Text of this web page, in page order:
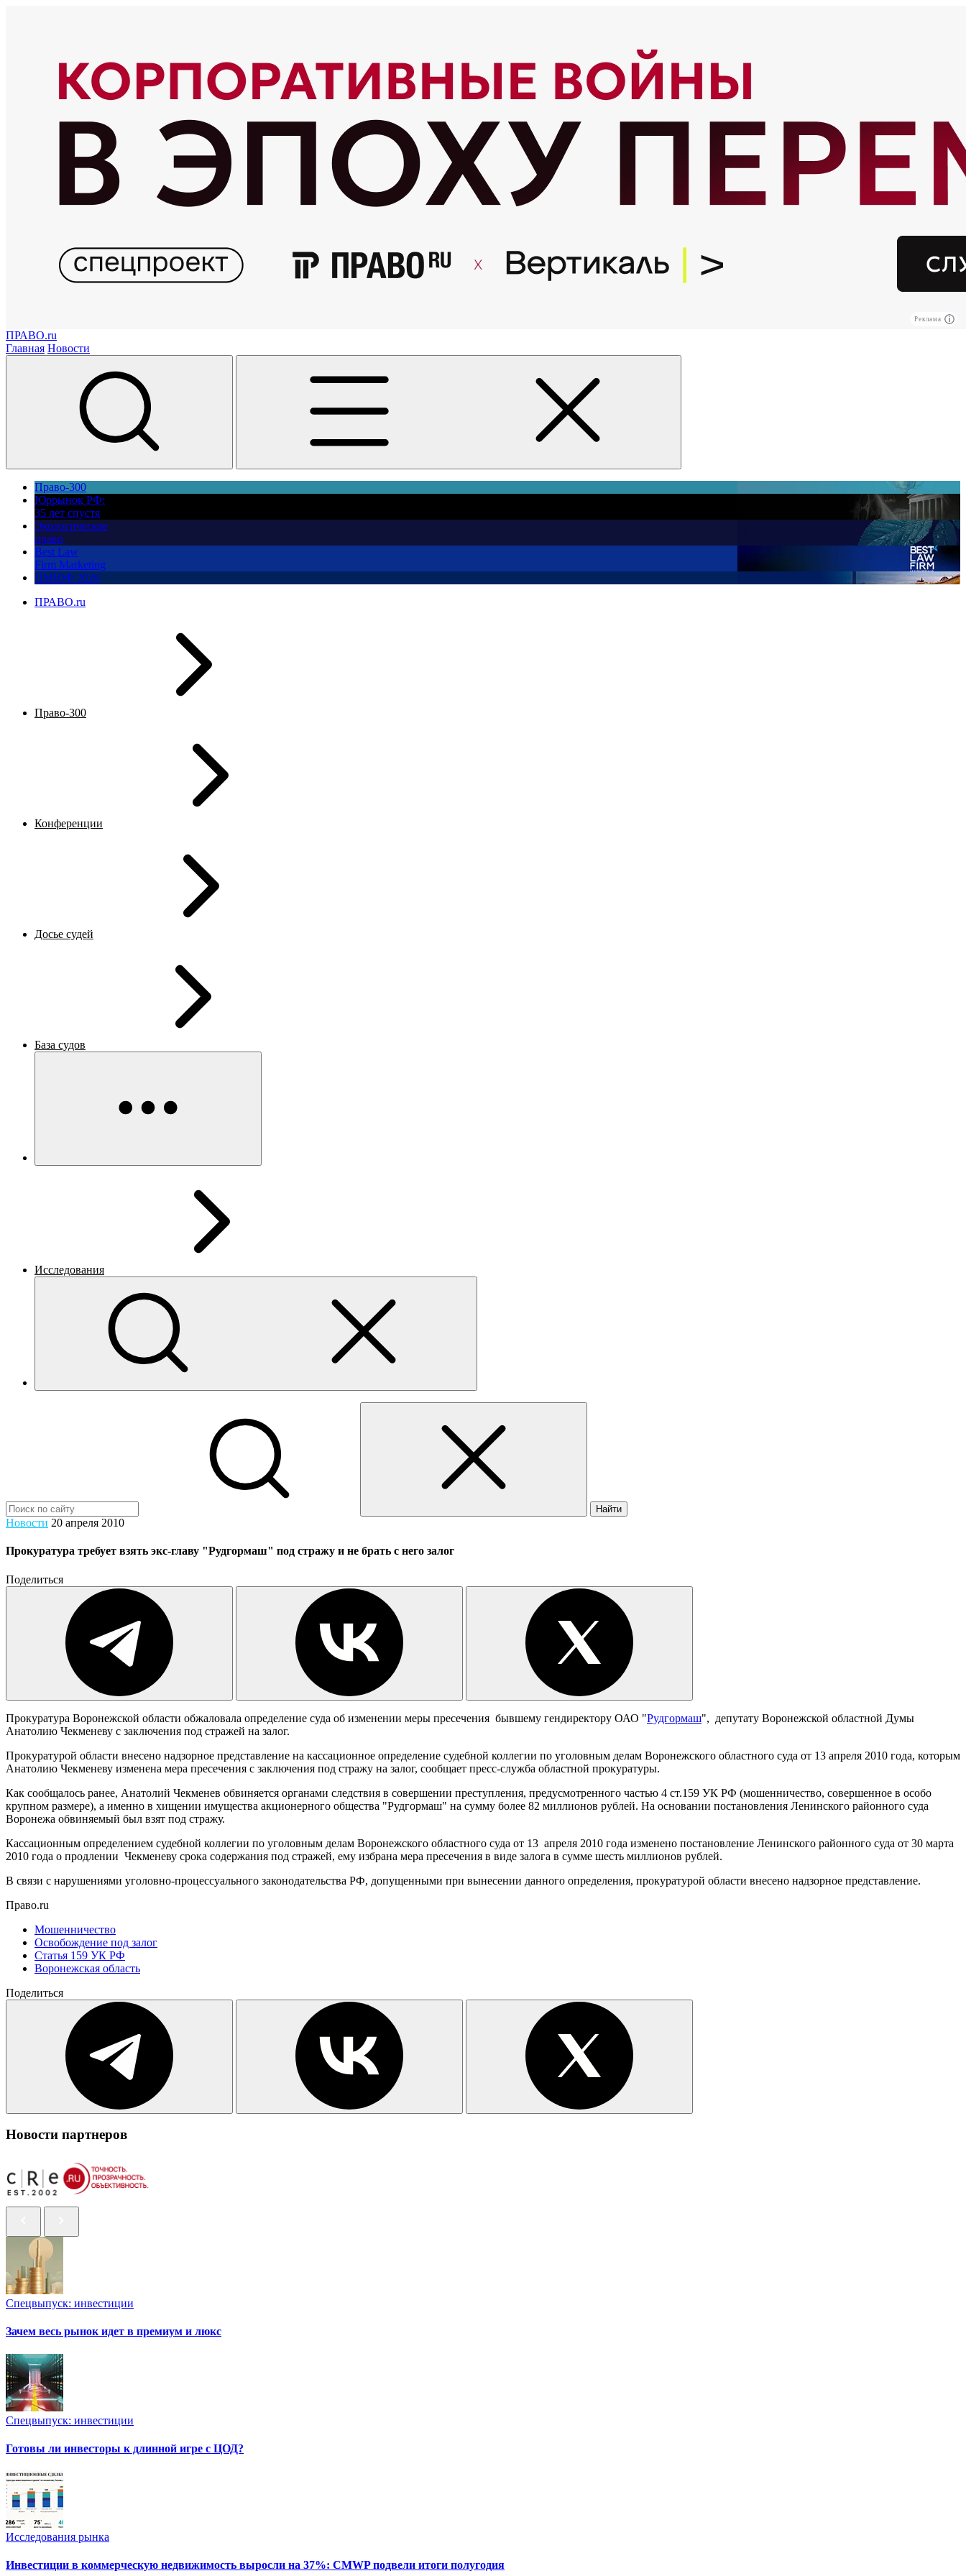
Реклама
ПРАВО.ru
Главная Новости
Право-300
Юррынок РФ:
35 лет спустя
Экологическое
право
Best Law
Firm Marketing
ПМЮФ 2026
ПРАВО.ru
Право-300
Конференции
Досье судей
База судов
Исследования
Найти
Новости 20 апреля 2010
Прокуратура требует взять экс-главу "Рудгормаш" под стражу и не брать с него залог
Поделиться
Прокуратура Воронежской области обжаловала определение суда об изменении меры пресечения бывшему гендиректору ОАО "Рудгормаш", депутату Воронежской областной Думы
Анатолию Чекменеву с заключения под стражей на залог.
Прокуратурой области внесено надзорное представление на кассационное определение судебной коллегии по уголовным делам Воронежского областного суда от 13 апреля 2010 года, которым
Анатолию Чекменеву изменена мера пресечения с заключения под стражу на залог, сообщает пресс-служба областной прокуратуры.
Как сообщалось ранее, Анатолий Чекменев обвиняется органами следствия в совершении преступления, предусмотренного частью 4 ст.159 УК РФ (мошенничество, совершенное в особо
крупном размере), а именно в хищении имущества акционерного общества "Рудгормаш" на сумму более 82 миллионов рублей. На основании постановления Ленинского районного суда
Воронежа обвиняемый был взят под стражу.
Кассационным определением судебной коллегии по уголовным делам Воронежского областного суда от 13 апреля 2010 года изменено постановление Ленинского районного суда от 30 марта
2010 года о продлении Чекменеву срока содержания под стражей, ему избрана мера пресечения в виде залога в сумме шесть миллионов рублей.
В связи с нарушениями уголовно-процессуального законодательства РФ, допущенными при вынесении данного определения, прокуратурой области внесено надзорное представление.
Право.ru
Мошенничество
Освобождение под залог
Статья 159 УК РФ
Воронежская область
Поделиться
Новости партнеров
Спецвыпуск: инвестиции
Зачем весь рынок идет в премиум и люкс
Спецвыпуск: инвестиции
Готовы ли инвесторы к длинной игре с ЦОД?
Исследования рынка
Инвестиции в коммерческую недвижимость выросли на 37%: CMWP подвели итоги полугодия